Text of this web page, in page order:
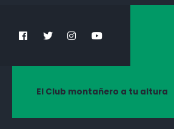
El Club montañero a tu altura